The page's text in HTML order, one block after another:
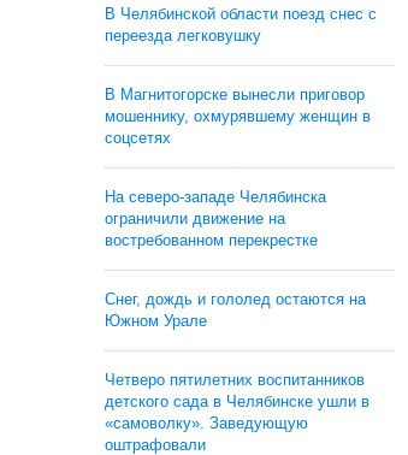
В Челябинской области поезд снес с
переезда легковушку
В Магнитогорске вынесли приговор
мошеннику, охмурявшему женщин в
соцсетях
На северо-западе Челябинска
ограничили движение на
востребованном перекрестке
Снег, дождь и гололед остаются на
Южном Урале
Четверо пятилетних воспитанников
детского сада в Челябинске ушли в
«самоволку». Заведующую
оштрафовали